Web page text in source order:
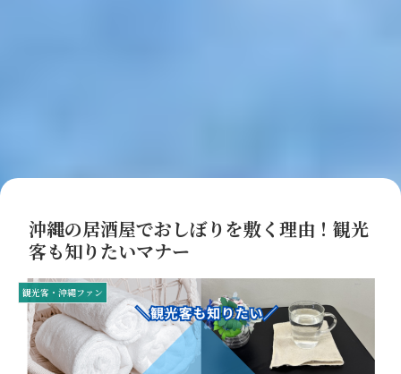
沖縄の居酒屋でおしぼりを敷く理由！観光
客も知りたいマナー
観光客・沖縄ファン